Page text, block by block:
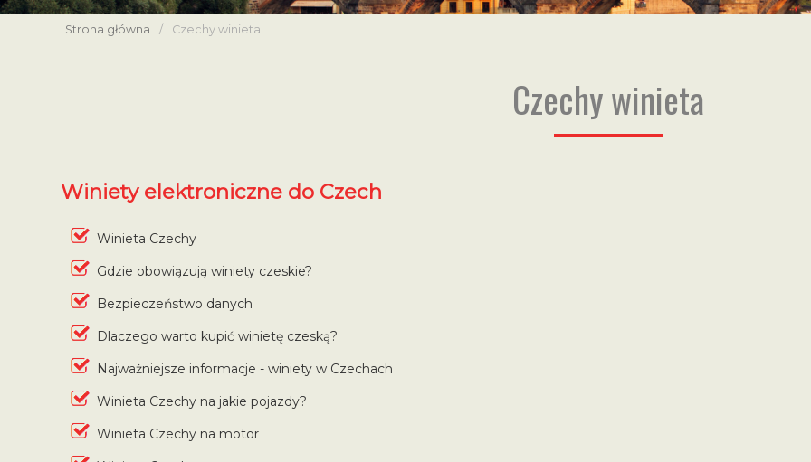
Strona główna / Czechy winieta
Czechy winieta
Winiety elektroniczne do Czech
Winieta Czechy
Gdzie obowiązują winiety czeskie?
Bezpieczeństwo danych
Dlaczego warto kupić winietę czeską?
Najważniejsze informacje - winiety w Czechach
Winieta Czechy na jakie pojazdy?
Winieta Czechy na motor